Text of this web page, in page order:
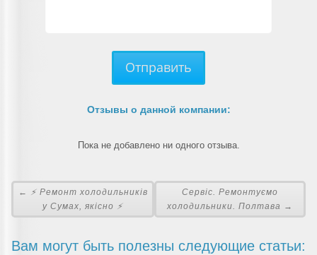
Отправить
Отзывы о данной компании:
Пока не добавлено ни одного отзыва.
← ⚡ Ремонт холодильників
у Сумах, якісно ⚡
Сервіс. Ремонтуємо
холодильники. Полтава →
Вам могут быть полезны следующие статьи: